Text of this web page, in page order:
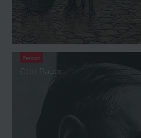
Person
Otto Bauer